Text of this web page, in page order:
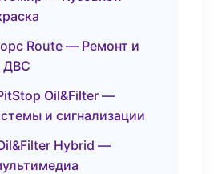
Route — Ремонт и
ДВС
Oil&Filter —
и сигнализации
Hybrid —